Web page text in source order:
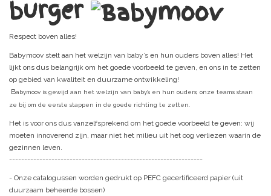
burger
Respect boven alles!
Babymoov stelt aan het welzijn van baby’s en hun ouders boven alles! Het
lijkt ons dus belangrijk om het goede voorbeeld te geven, en ons in te zetten
op gebied van kwaliteit en duurzame ontwikkeling!
Babymoov is gewijd aan het welzijn van baby’s en hun ouders; onze teams staan
ze bij om de eerste stappen in de goede richting te zetten.
Het is voor ons dus vanzelfsprekend om het goede voorbeeld te geven: wij
moeten innoverend zijn, maar niet het milieu uit het oog verliezen waarin de
gezinnen leven.
----------------------------------------------------------------
- Onze catalogussen worden gedrukt op PEFC gecertificeerd papier (uit
duurzaam beheerde bossen)